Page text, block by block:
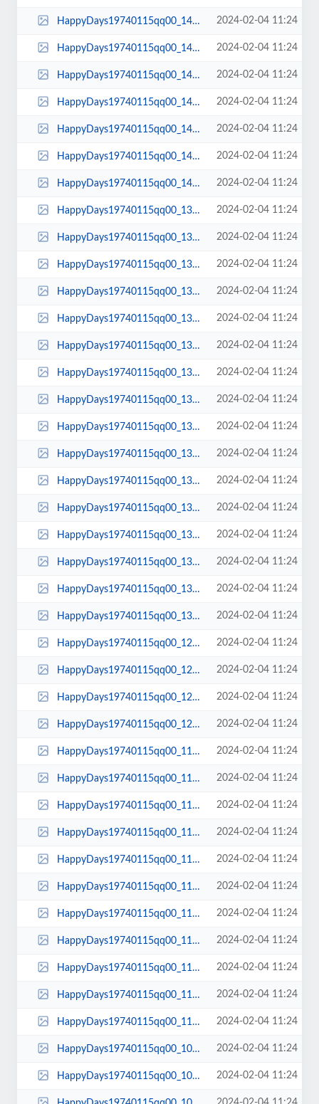
HappyDays19740115qq00_14_48qq00153.jpg 2024-02-04 11:24
HappyDays19740115qq00_14_29qq00152.jpg 2024-02-04 11:24
HappyDays19740115qq00_14_27qq00151.jpg 2024-02-04 11:24
HappyDays19740115qq00_14_25qq00150.jpg 2024-02-04 11:24
HappyDays19740115qq00_14_17qq00149.jpg 2024-02-04 11:24
HappyDays19740115qq00_14_10qq00148.jpg 2024-02-04 11:24
HappyDays19740115qq00_14_00qq00147.jpg 2024-02-04 11:24
HappyDays19740115qq00_13_58qq00146.jpg 2024-02-04 11:24
HappyDays19740115qq00_13_57qq00145.jpg 2024-02-04 11:24
HappyDays19740115qq00_13_56qq00144.jpg 2024-02-04 11:24
HappyDays19740115qq00_13_49qq00143.jpg 2024-02-04 11:24
HappyDays19740115qq00_13_46qq00142.jpg 2024-02-04 11:24
HappyDays19740115qq00_13_44qq00141.jpg 2024-02-04 11:24
HappyDays19740115qq00_13_30qq00140.jpg 2024-02-04 11:24
HappyDays19740115qq00_13_28qq00139.jpg 2024-02-04 11:24
HappyDays19740115qq00_13_24qq00138.jpg 2024-02-04 11:24
HappyDays19740115qq00_13_20qq00137.jpg 2024-02-04 11:24
HappyDays19740115qq00_13_18qq00136.jpg 2024-02-04 11:24
HappyDays19740115qq00_13_17qq00135.jpg 2024-02-04 11:24
HappyDays19740115qq00_13_16qq00134.jpg 2024-02-04 11:24
HappyDays19740115qq00_13_06qq00133.jpg 2024-02-04 11:24
HappyDays19740115qq00_13_04qq00132.jpg 2024-02-04 11:24
HappyDays19740115qq00_13_03qq00131.jpg 2024-02-04 11:24
HappyDays19740115qq00_12_23qq00130.jpg 2024-02-04 11:24
HappyDays19740115qq00_12_21qq00129.jpg 2024-02-04 11:24
HappyDays19740115qq00_12_11qq00128.jpg 2024-02-04 11:24
HappyDays19740115qq00_12_01qq00127.jpg 2024-02-04 11:24
HappyDays19740115qq00_11_57qq00126.jpg 2024-02-04 11:24
HappyDays19740115qq00_11_54qq00125.jpg 2024-02-04 11:24
HappyDays19740115qq00_11_50qq00124.jpg 2024-02-04 11:24
HappyDays19740115qq00_11_49qq00123.jpg 2024-02-04 11:24
HappyDays19740115qq00_11_43qq00122.jpg 2024-02-04 11:24
HappyDays19740115qq00_11_34qq00121.jpg 2024-02-04 11:24
HappyDays19740115qq00_11_23qq00120.jpg 2024-02-04 11:24
HappyDays19740115qq00_11_23qq00119.jpg 2024-02-04 11:24
HappyDays19740115qq00_11_12qq00118.jpg 2024-02-04 11:24
HappyDays19740115qq00_11_07qq00117.jpg 2024-02-04 11:24
HappyDays19740115qq00_11_01qq00116.jpg 2024-02-04 11:24
HappyDays19740115qq00_10_56qq00115.jpg 2024-02-04 11:24
HappyDays19740115qq00_10_47qq00114.jpg 2024-02-04 11:24